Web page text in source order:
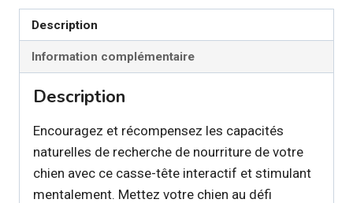
interactif
rectangulaire
pour
chien
Description
Information complémentaire
Description
Encouragez et récompensez les capacités
naturelles de recherche de nourriture de votre
chien avec ce casse-tête interactif et stimulant
mentalement. Mettez votre chien au défi